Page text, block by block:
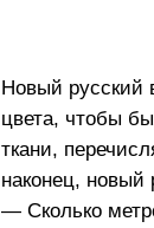
Новый русский
цвета, чтобы
ткани,
наконец, новый
— Сколько